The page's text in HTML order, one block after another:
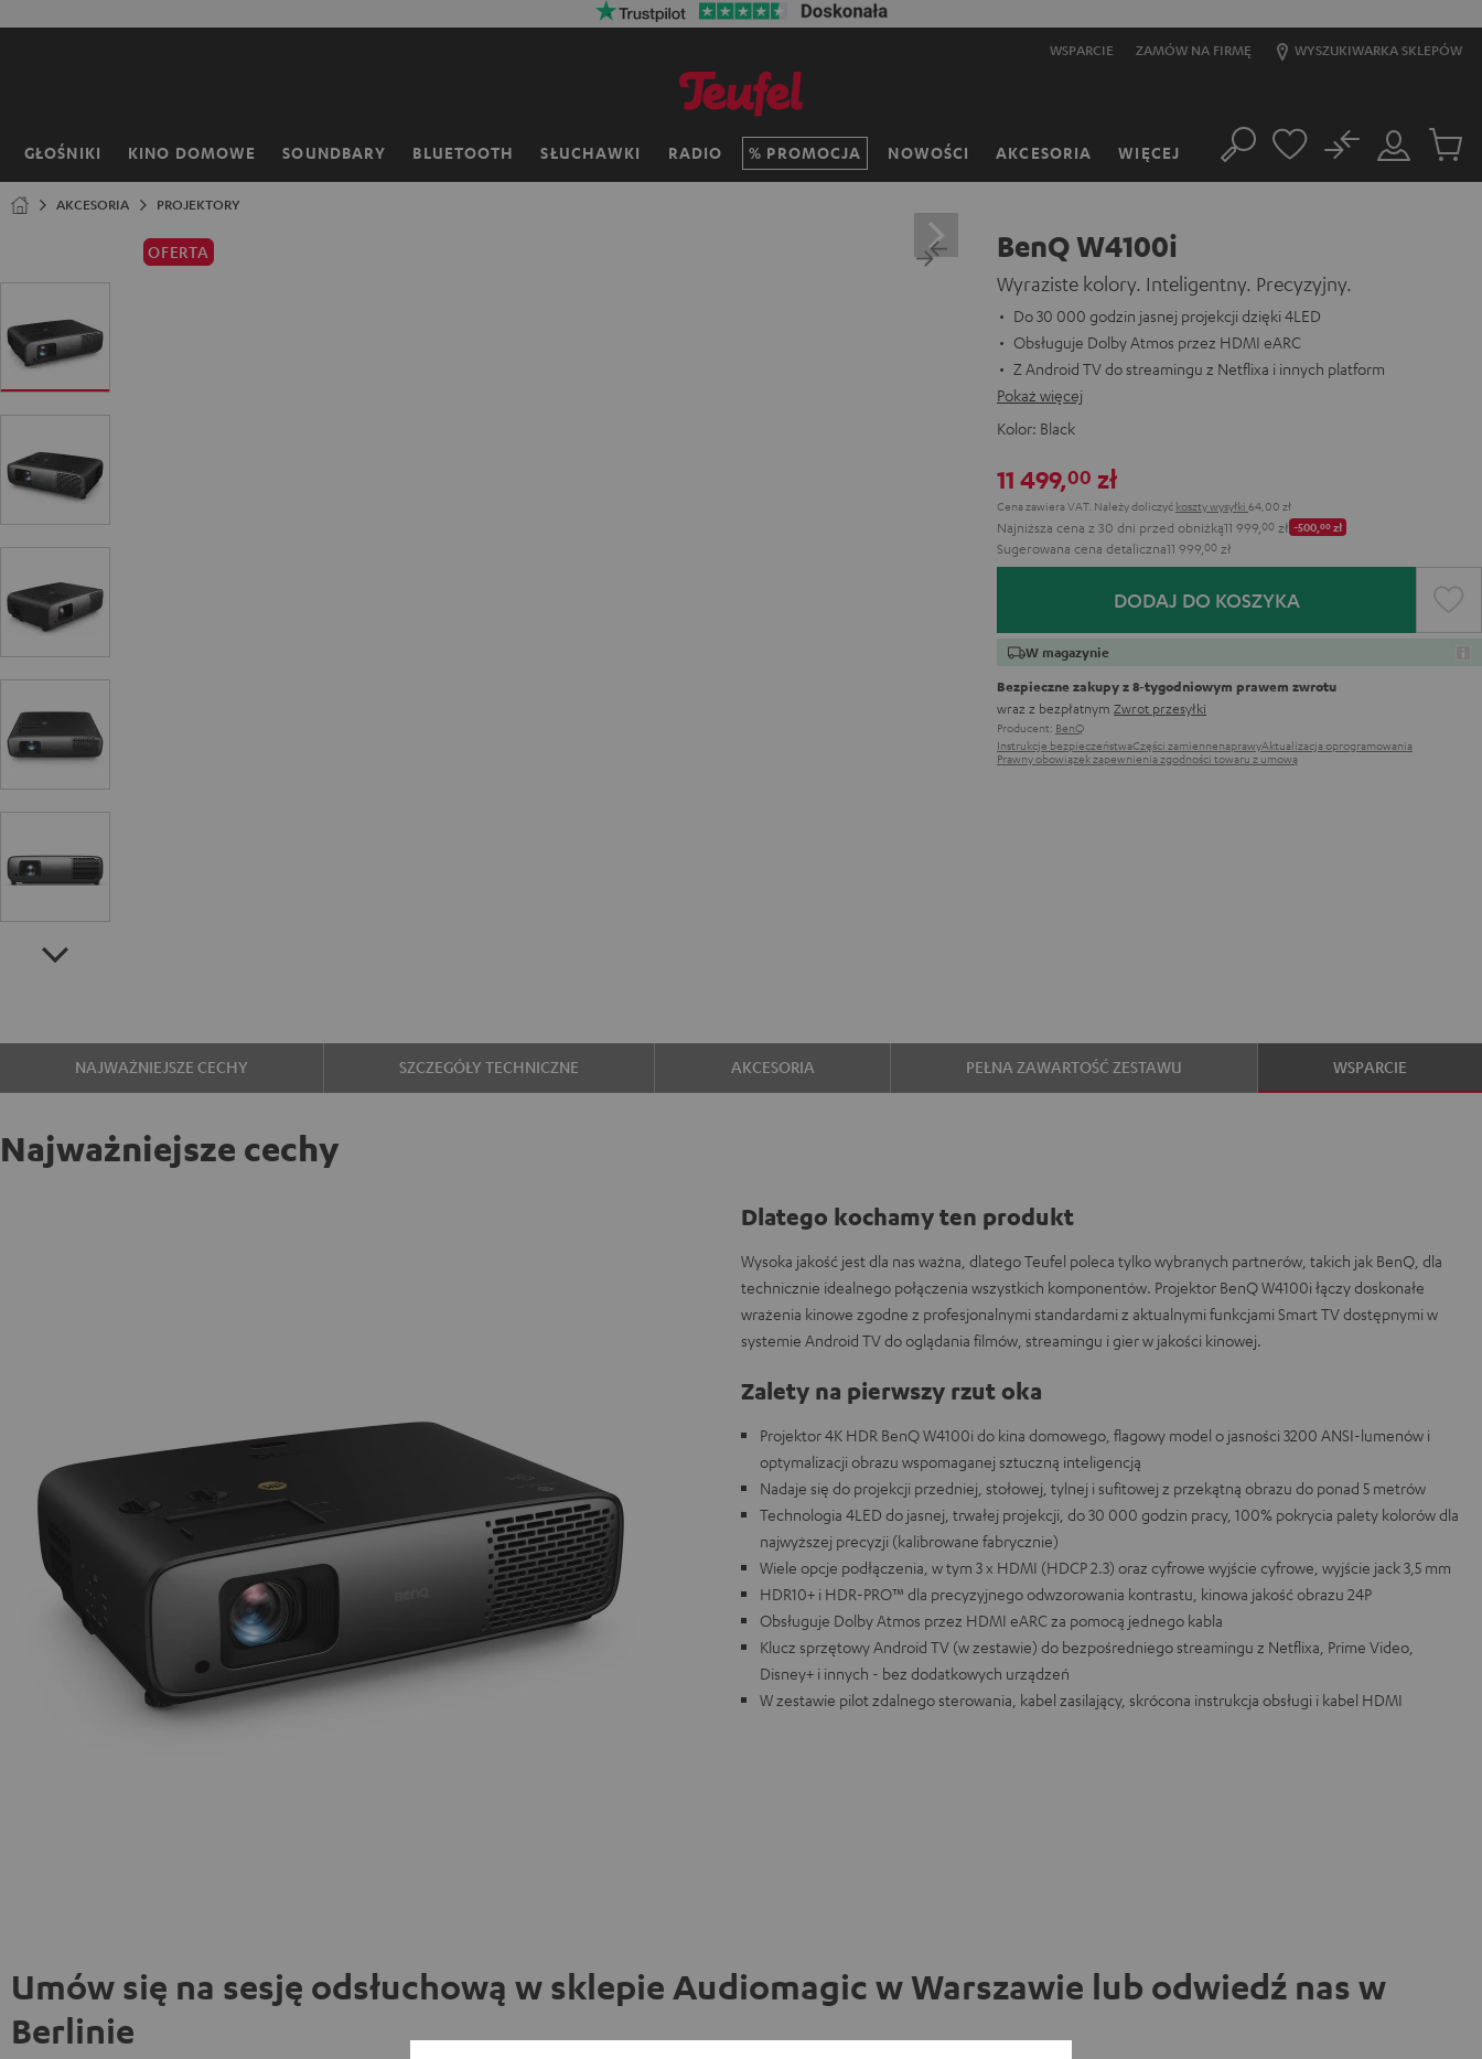
WSPARCIE ZAMÓW NA FIRMĘ WYSZUKIWARKA SKLEPÓW
GŁOŚNIKI KINO DOMOWE SOUNDBARY BLUETOOTH SŁUCHAWKI RADIO PROMOCJA NOWOŚCI AKCESORIA WIĘCEJ
Strona
Szukaj
Moje
konto
No
AKCESORIA PROJEKTORY
OFERTA BenQ W4100i
Wyraziste kolory. Inteligentny. Precyzyjny.
Do 30 000 godzin jasnej projekcji dzięki 4LED
Obsługuje Dolby Atmos przez HDMI eARC
Z Android TV do streamingu z Netflixa i innych platform
Pokaż więcej
Kolor: Black
11 499,00 zł
Cena zawiera VAT. Należy doliczyć koszty wysyłki 64,00 zł
Najniższa cena z 30 dni przed obniżką11 999, 00 zł -500,00zł
Sugerowana cena detaliczna11 999, 00 zł
DODAJ DO KOSZYKA
W magazynie
Bezpieczne zakupy z 8‑tygodniowym prawem zwrotu
wraz z bezpłatnym Zwrot przesyłki
Producent: BenQ
Instrukcje bezpieczeństwaCzęści zamiennenaprawyAktualizacja oprogramowania
Prawny obowiązek zapewnienia zgodności towaru z umową
NAJWAŻNIEJSZE CECHY SZCZEGÓŁY TECHNICZNE AKCESORIA PEŁNA ZAWARTOŚĆ ZESTAWU WSPARCIE
Najważniejsze cechy
Dlatego kochamy ten produkt
Wysoka jakość jest dla nas ważna, dlatego Teufel poleca tylko wybranych partnerów, takich jak BenQ, dla
technicznie idealnego połączenia wszystkich komponentów. Projektor BenQ W4100i łączy doskonałe
wrażenia kinowe zgodne z profesjonalnymi standardami z aktualnymi funkcjami Smart TV dostępnymi w
systemie Android TV do oglądania filmów, streamingu i gier w jakości kinowej.
Zalety na pierwszy rzut oka
Projektor 4K HDR BenQ W4100i do kina domowego, flagowy model o jasności 3200 ANSI-lumenów i
optymalizacji obrazu wspomaganej sztuczną inteligencją
Nadaje się do projekcji przedniej, stołowej, tylnej i sufitowej z przekątną obrazu do ponad 5 metrów
Technologia 4LED do jasnej, trwałej projekcji, do 30 000 godzin pracy, 100% pokrycia palety kolorów dla
najwyższej precyzji (kalibrowane fabrycznie)
Wiele opcje podłączenia, w tym 3 x HDMI (HDCP 2.3) oraz cyfrowe wyjście cyfrowe, wyjście jack 3,5 mm
HDR10+ i HDR-PRO™ dla precyzyjnego odwzorowania kontrastu, kinowa jakość obrazu 24P
Obsługuje Dolby Atmos przez HDMI eARC za pomocą jednego kabla
Klucz sprzętowy Android TV (w zestawie) do bezpośredniego streamingu z Netflixa, Prime Video,
Disney+ i innych - bez dodatkowych urządzeń
W zestawie pilot zdalnego sterowania, kabel zasilający, skrócona instrukcja obsługi i kabel HDMI
Umów się na sesję odsłuchową w sklepie Audiomagic w Warszawie lub odwiedź nas w
Berlinie